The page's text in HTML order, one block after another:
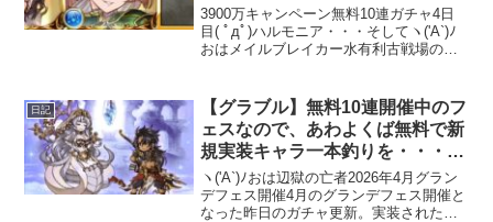
グは・・・
3900万キャンペーン無料10連ガチャ4日
目( ﾟдﾟ)ハルモニア・・・そしてヽ('A`)ﾉ
おはメイルブレイカー水有利古戦場の報
等々に気をつけましょう。現状のリ...
日記
【グラブル】無料10連開催中のフ
ェスなので、あわよくば無料で新
規実装キャラ一本釣りを・・・
2026年4月グランデフェス開催
ヽ('A`)ﾉおは辺獄の亡者2026年4月グラン
デフェス開催4月のグランデフェス開催と
なった昨日のガチャ更新。実装されたキ